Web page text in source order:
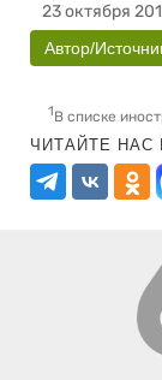
23 октября
Автор/
1В списке
ЧИТАЙТЕ НАС